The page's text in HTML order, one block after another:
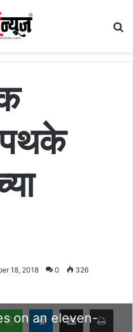
पथके
18, 2018 0 326
WhatsApp
Telegram
Share via Email
on an eleven-